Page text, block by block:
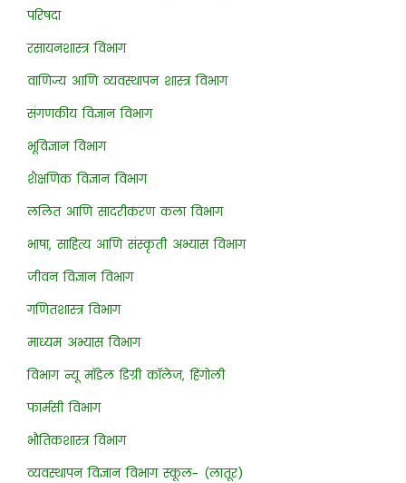
परिषदा
रसायनशास्त्र विभाग
वाणिज्य आणि व्यवस्थापन शास्त्र विभाग
संगणकीय विज्ञान विभाग
भूविज्ञान विभाग
शैक्षणिक विज्ञान विभाग
ललित आणि सादरीकरण कला विभाग
भाषा, साहित्य आणि संस्कृती अभ्यास विभाग
जीवन विज्ञान विभाग
गणितशास्त्र विभाग
माध्यम अभ्यास विभाग
विभाग न्यू मॉडेल डिग्री कॉलेज, हिंगोली
फार्मसी विभाग
भौतिकशास्त्र विभाग
व्यवस्थापन विज्ञान विभाग स्कूल- (लातूर)